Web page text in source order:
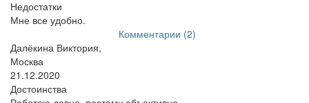
Недостатки
Мне все удобно.
Комментарии (2)
Далёкина Виктория,
Москва
21.12.2020
Достоинства